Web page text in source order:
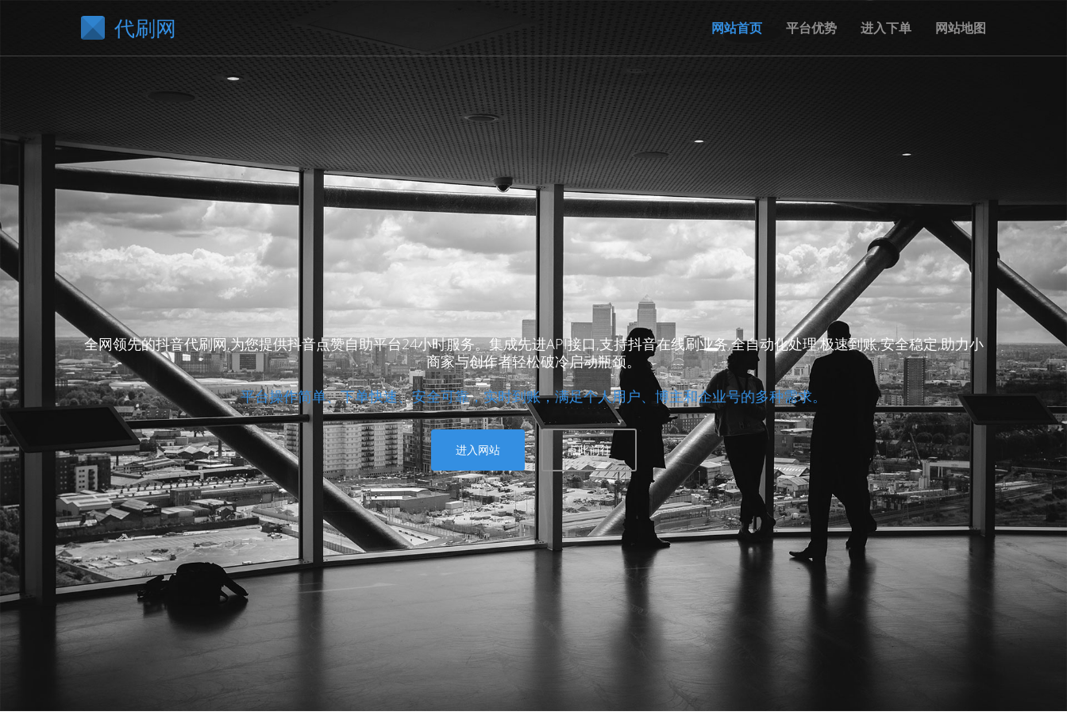
代刷网 网站首页 平台优势 进入下单 网站地图
全网领先的抖音代刷网,为您提供抖音点赞自助平台24小时服务。集成先进API接口,支持抖音在线刷业务,全自动化处理,极速到账,安全稳定,助力小
商家与创作者轻松破冷启动瓶颈。
平台操作简单、下单快速、安全可靠，实时到账，满足个人用户、博主和企业号的多种需求。
进入网站 点此前往